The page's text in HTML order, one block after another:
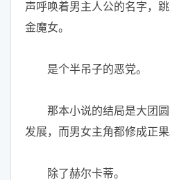
声呼唤着男主人公的名字，
金魔女。
是个半吊子的恶党。
那本小说的结局是大团圆
发展，而男女主角都修成正果
除了赫尔卡蒂。